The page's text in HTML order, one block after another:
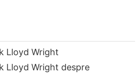
Lloyd Wright
Lloyd Wright despre